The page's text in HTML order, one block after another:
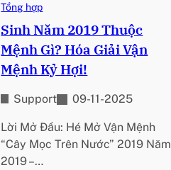
Tổng hợp
Sinh Năm 2019 Thuộc
Mệnh Gì? Hóa Giải Vận
Mệnh Kỷ Hợi!
Support 09-11-2025
Lời Mở Đầu: Hé Mở Vận Mệnh
“Cây Mọc Trên Nước” 2019 Năm
2019 –…